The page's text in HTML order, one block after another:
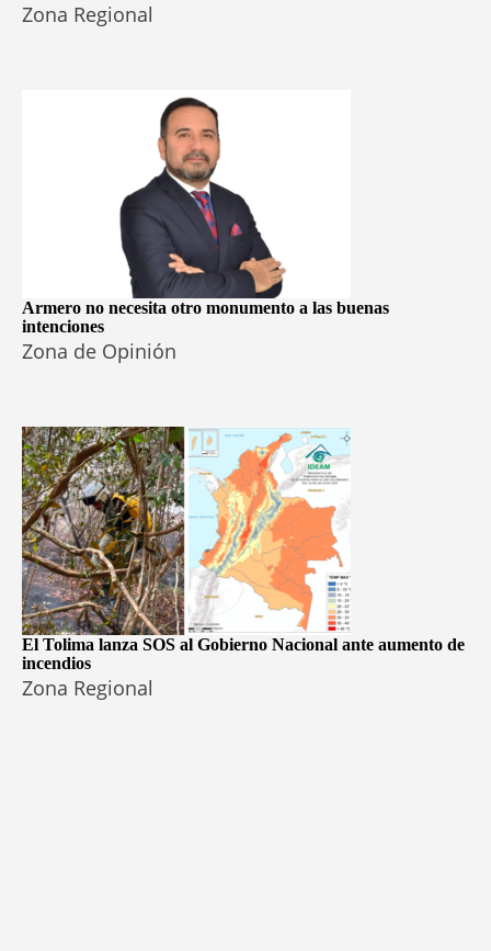
Zona Regional
Armero no necesita otro monumento a las buenas
intenciones
Zona de Opinión
El Tolima lanza SOS al Gobierno Nacional ante aumento de
incendios
Zona Regional